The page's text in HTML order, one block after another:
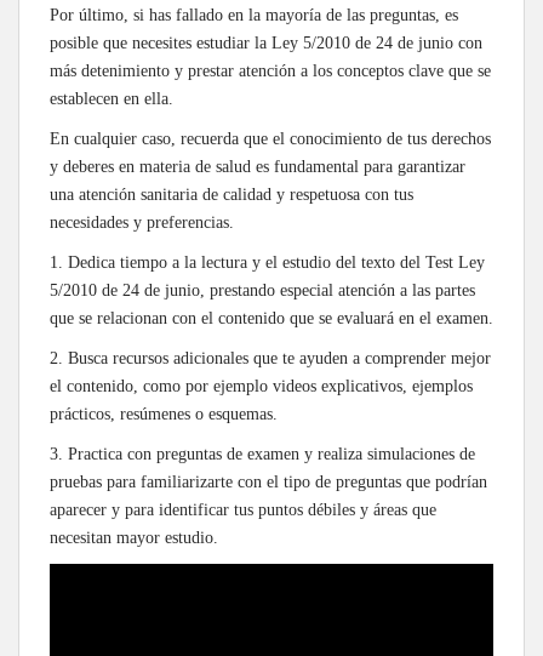
Por último, si has fallado en la mayoría de las preguntas, es
posible que necesites estudiar la Ley 5/2010 de 24 de junio con
más detenimiento y prestar atención a los conceptos clave que se
establecen en ella.
En cualquier caso, recuerda que el conocimiento de tus derechos
y deberes en materia de salud es fundamental para garantizar
una atención sanitaria de calidad y respetuosa con tus
necesidades y preferencias.
1. Dedica tiempo a la lectura y el estudio del texto del Test Ley
5/2010 de 24 de junio, prestando especial atención a las partes
que se relacionan con el contenido que se evaluará en el examen.
2. Busca recursos adicionales que te ayuden a comprender mejor
el contenido, como por ejemplo videos explicativos, ejemplos
prácticos, resúmenes o esquemas.
3. Practica con preguntas de examen y realiza simulaciones de
pruebas para familiarizarte con el tipo de preguntas que podrían
aparecer y para identificar tus puntos débiles y áreas que
necesitan mayor estudio.